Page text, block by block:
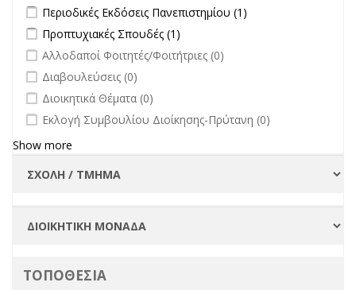
Οργάνων filter
Apply Περιοδικές Εκδόσεις Πανεπιστημίου filter
Περιοδικές Εκδόσεις Πανεπιστημίου (1)
Apply Προπτυχιακές Σπουδές filter
Προπτυχιακές Σπουδές (1)
undefined
Αλλοδαποί Φοιτητές/Φοιτήτριες (0)
undefined
Διαβουλεύσεις (0)
undefined
Διοικητικά Θέματα (0)
undefined
Εκλογή Συμβουλίου Διοίκησης-Πρύτανη (0)
Show more
ΤΟΠΟΘΕΣΙΑ